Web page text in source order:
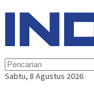
Sabtu, 8 Agustus 2026